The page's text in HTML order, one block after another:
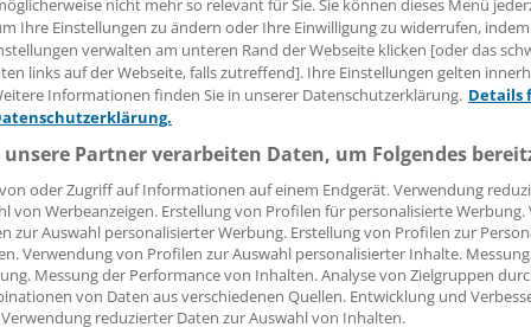
Jetzt anmelden »
Kostenlos
vergessen?
Problem beim Login?
des kostenlosen Login:
Analysen, Hintergründe und Infografiken
Interviews und Praxis-Tipps
auf allemedizinischen Berichte und Kommentare
nicht mehr so relevant für Sie. Sie können dieses Menü
Ihre Einstellungen zu ändern oder Ihre Einwilligung zu widerrufen, indem
verwalten am unteren Rand der Webseite klicken [oder das
links auf der Webseite, falls zutreffend]. Ihre Einstellungen gelten
Informationen finden Sie in unserer Datenschutzerklärung. Details
Partner verarbeiten Daten, um Folgendes
oder Zugriff auf Informationen auf einem Endgerät. Verwendung
von Werbeanzeigen. Erstellung von Profilen für personalisierte
zur Auswahl personalisierter Werbung. Erstellung von Profilen zur
Verwendung von Profilen zur Auswahl personalisierter Inhalte.
Messung der Performance von Inhalten. Analyse von Zielgruppen
von Daten aus verschiedenen Quellen. Entwicklung und
reduzierter Daten zur Auswahl von Inhalten.